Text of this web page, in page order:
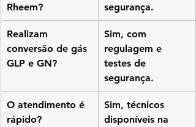
Rheem?
segurança.
Realizam
conversão de gás
GLP e GN?
Sim, com
regulagem e
testes de
segurança.
O atendimento é
rápido?
Sim, técnicos
disponíveis na